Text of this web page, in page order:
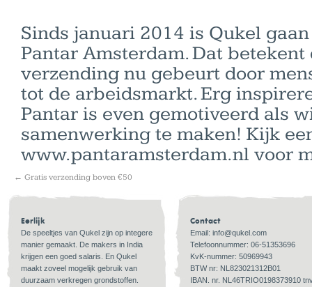
Sinds januari 2014 is Qukel
Pantar Amsterdam. Dat betekent
verzending nu gebeurt door
tot de arbeidsmarkt. Erg
Pantar is even gemotiveerd als
samenwerking te maken! Kijk
www.pantaramsterdam.nl voor
← Gratis verzending boven €50
Eerlijk
De speeltjes van Qukel zijn op integere
manier gemaakt. De makers in India
krijgen een goed salaris. En Qukel
maakt zoveel mogelijk gebruik van
duurzaam verkregen grondstoffen.
Contact
Email: info@qukel.com
Telefoonnummer: 06-51353696
KvK-nummer: 50969943
BTW nr: NL823021312B01
IBAN. nr. NL46TRIO0198373910